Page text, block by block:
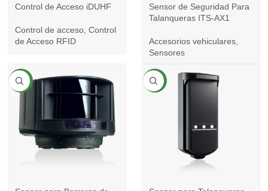
Control de Acceso iDUHF
Control de acceso, Control
de Acceso RFID
Sensor de Seguridad Para
Talanqueras ITS-AX1
Accesorios vehiculares,
Sensores
NEW NEW